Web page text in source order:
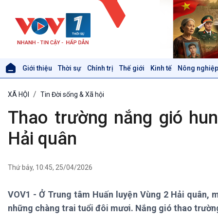
Giới thiệu Thời sự Chính trị Thế giới Kinh tế Nông
Thời sự 12h
Thời sự 18h
Xã hội
Tin Đời sống & Xã hội
Khoa học & Công nghệ
Tin Khoa học & Công nghệ
XÃ HỘI Tin Đời sống & Xã hội
Thao trường nắng gió
Hải quân
Thứ bảy, 10:45, 25/04/2026
VOV1 - Ở Trung tâm Huấn luyện Vùng 2 Hải
những chàng trai tuổi đôi mươi. Nắng gió thao